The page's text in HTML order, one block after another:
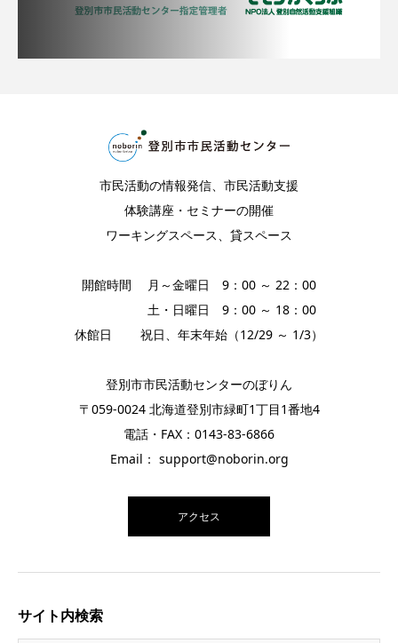
市民活動の情報発信、市民活動支援
体験講座・セミナーの開催
ワーキングスペース、貸スペース
開館時間 月～金曜日 9：00 ～ 22：00
土・日曜日 9：00 ～ 18：00
休館日 祝日、年末年始（12/29 ～ 1/3）
登別市市民活動センターのぼりん
〒059-0024 北海道登別市緑町1丁目1番地4
電話・FAX：0143-83-6866
Email： support@noborin.org
アクセス
サイト内検索